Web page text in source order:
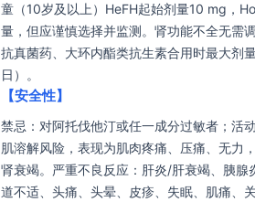
童（10岁及以上）HeFH起始剂量10 mg，
量，但应谨慎选择并监测。肾功能不全无需
抗真菌药、大环内酯类抗生素合用时最大剂
日）。
【安全性】
禁忌：对阿托伐他汀或任一成分过敏者；活
肌溶解风险，表现为肌肉疼痛、压痛、无力
肾衰竭。严重不良反应：肝炎/肝衰竭、胰
道不适、头痛、头晕、皮疹、失眠、肌痛、